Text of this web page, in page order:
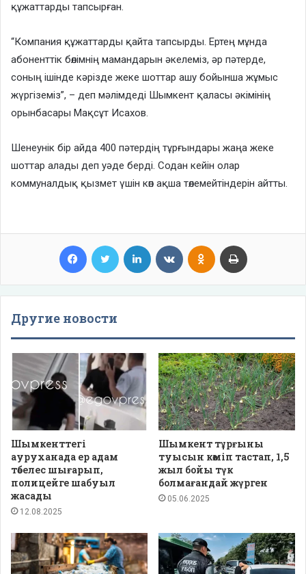
құжаттарды тапсырған.
“Компания құжаттарды қайта тапсырды. Ертең мұнда
абоненттік бөлімнің мамандарын әкелеміз, әр пәтерде,
соның ішінде кәрізде жеке шоттар ашу бойынша жұмыс
жүргіземіз”, – деп мәлімдеді Шымкент қаласы әкімінің
орынбасары Мақсұт Исахов.
Шенеунік бір айда 400 пәтердің тұрғындары жаңа жеке
шоттар алады деп уәде берді. Содан кейін олар
коммуналдық қызмет үшін көп ақша төлемейтіндерін айтты.
Facebook Twitter LinkedIn VKontakteOdnoklassniki
Другие новости
Шымкенттегі
ауруханада ер адам
төбелес шығарып,
полицейге шабуыл
жасады
12.08.2025
Шымкент тұрғыны
туысын көміп тастап, 1,5
жыл бойы түк
болмағандай жүрген
05.06.2025